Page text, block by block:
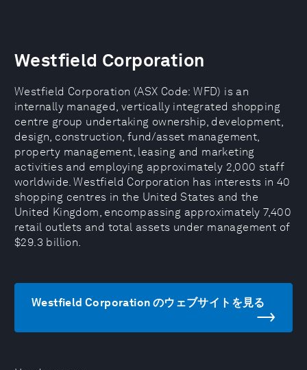
Westfield Corporation
Westfield Corporation (ASX Code: WFD) is an
internally managed, vertically integrated shopping
centre group undertaking ownership, development,
design, construction, fund/asset management,
property management, leasing and marketing
activities and employing approximately 2,000 staff
worldwide. Westfield Corporation has interests in 40
shopping centres in the United States and the
United Kingdom, encompassing approximately 7,400
retail outlets and total assets under management of
$29.3 billion.
Westfield Corporation のウェブサイトを見る